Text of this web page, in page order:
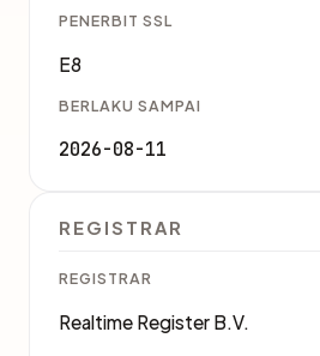
PENERBIT SSL
E8
BERLAKU SAMPAI
2026-08-11
REGISTRAR
REGISTRAR
Realtime Register B.V.